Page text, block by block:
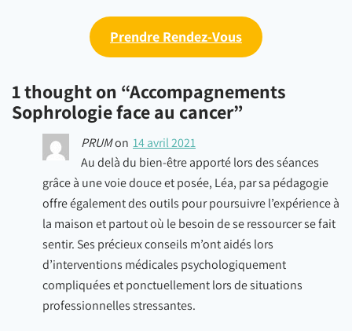
Prendre Rendez-Vous
1 thought on “Accompagnements
Sophrologie face au cancer”
PRUMon 14 avril 2021
Au delà du bien-être apporté lors des séances
grâce à une voie douce et posée, Léa, par sa pédagogie
offre également des outils pour poursuivre l’expérience à
la maison et partout où le besoin de se ressourcer se fait
sentir. Ses précieux conseils m’ont aidés lors
d’interventions médicales psychologiquement
compliquées et ponctuellement lors de situations
professionnelles stressantes.